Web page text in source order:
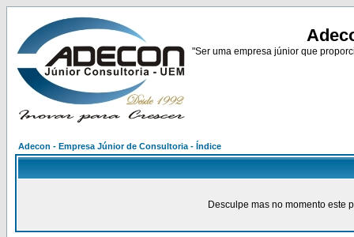
"Ser uma empresa júnior que
Adecon - Empresa Júnior de Consultoria - Índice
Desculpe mas no momento este